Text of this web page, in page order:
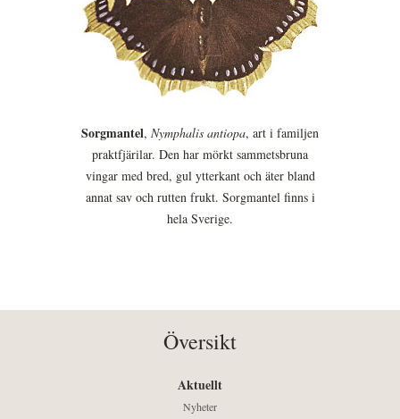
Sorgmantel, Nymphalis antiopa, art i familjen
praktfjärilar. Den har mörkt sammetsbruna
vingar med bred, gul ytterkant och äter bland
annat sav och rutten frukt. Sorgmantel finns i
hela Sverige.
Översikt
Aktuellt
Nyheter